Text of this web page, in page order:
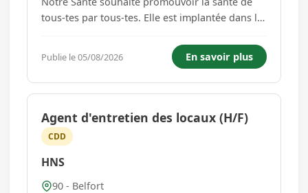
tous-tes par tous-tes. Elle est implantée dans le
centre de santé polyvalent Léon Blum à Belfort
qui propose une offre de soins de premier
recours ...
Publie le 05/08/2026 En savoir plus
Agent d'entretien des locaux (H/F)
CDD
HNS
90 - Belfort